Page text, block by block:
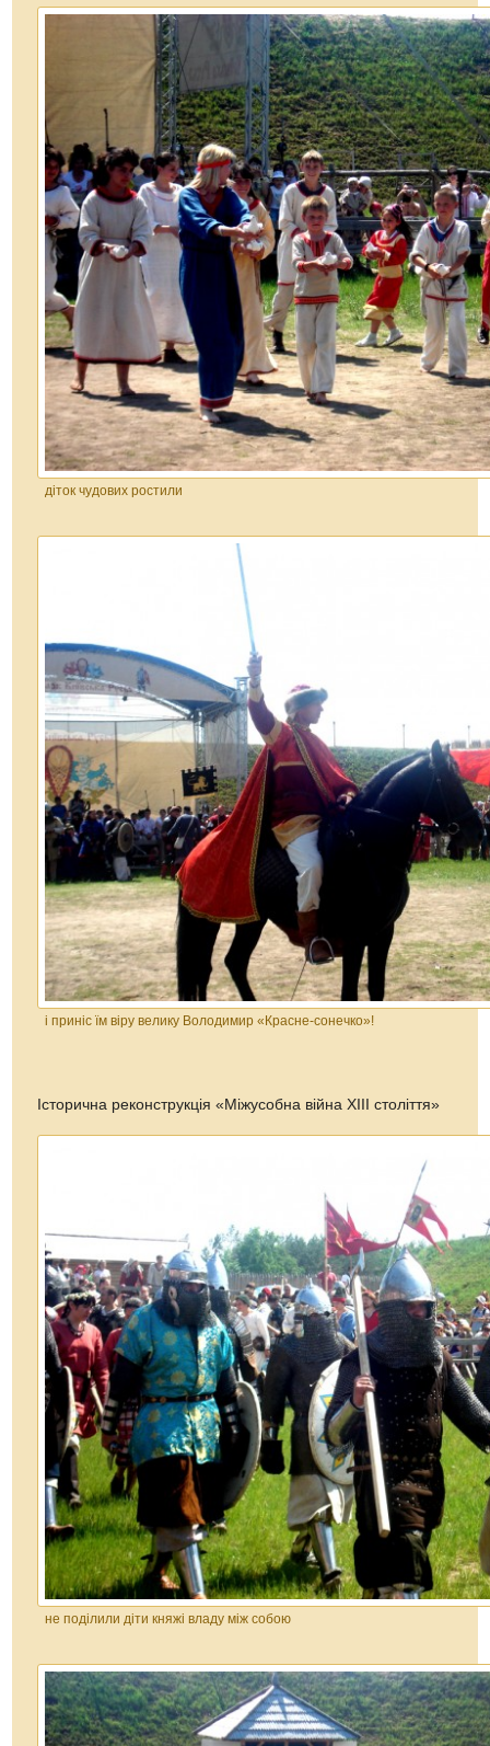
діток чудових ростили
і приніс їм віру велику Володимир «Красне-сонечко»!
Історична реконструкція «Міжусобна війна XІІІ століття»
не поділили діти княжі владу між собою